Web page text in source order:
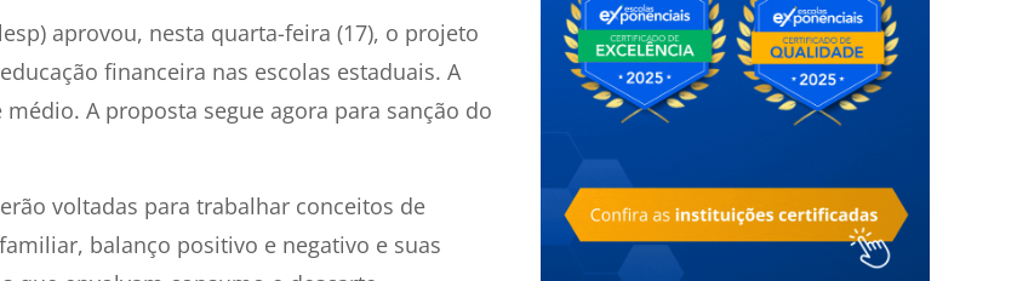
aprovou, nesta quarta-feira (17), o projeto
financeira nas escolas estaduais. A
A proposta segue agora para sanção do
voltadas para trabalhar conceitos de
balanço positivo e negativo e suas